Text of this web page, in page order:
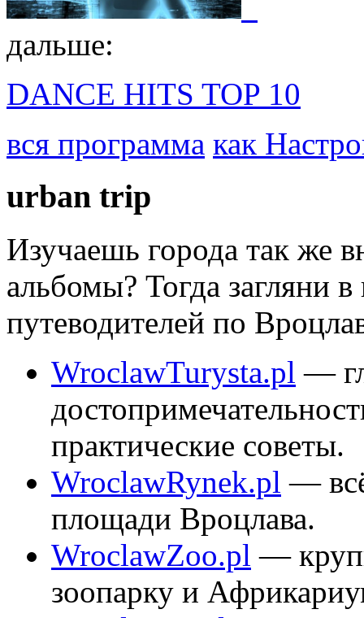
дальше:
DANCE HITS TOP 10
вся программа как
urban trip
Изучаешь города так же
альбомы? Тогда загляни
путеводителей по
WroclawTurysta.pl —
практические советы.
WroclawRynek.pl —
площади Вроцлава.
WroclawZoo.pl —
зоопарку и